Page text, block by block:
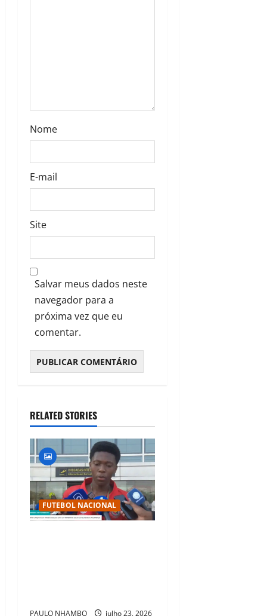
Nome
E-mail
Site
Salvar meus dados neste
navegador para a
próxima vez que eu
comentar.
RELATED STORIES
FUTEBOL NACIONAL
PAULO NHAMBO julho 23, 2026